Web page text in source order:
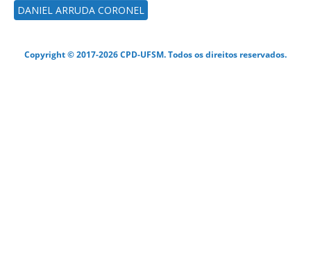
DANIEL ARRUDA CORONEL
Copyright © 2017-2026 CPD-UFSM. Todos os direitos reservados.